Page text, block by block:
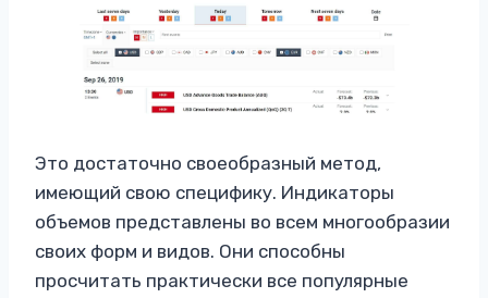
Это достаточно своеобразный метод,
имеющий свою специфику. Индикаторы
объемов представлены во всем многообразии
своих форм и видов. Они способны
просчитать практически все популярные